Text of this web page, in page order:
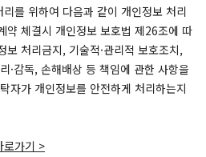
를 위하여 다음과 같이 개인정보 처리
약 체결시 개인정보 보호법 제26조에 따
보 처리금지, 기술적·관리적 보호조치,
·감독, 손해배상 등 책임에 관한 사항을
자가 개인정보를 안전하게 처리하는지
로가기 >